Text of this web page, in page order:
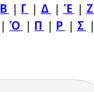
Β | Γ | Δ | Έ | Ζ
|Ό | Π | Ρ | Σ |